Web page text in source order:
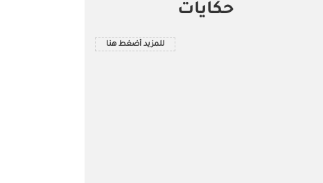
حكايات
للمزيد أضغط هنا